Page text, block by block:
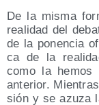
De la mis­ma
reali­dad del
de la ponen­cia
ca de la
como la hemos
ante­rior.
sión y se azu­za